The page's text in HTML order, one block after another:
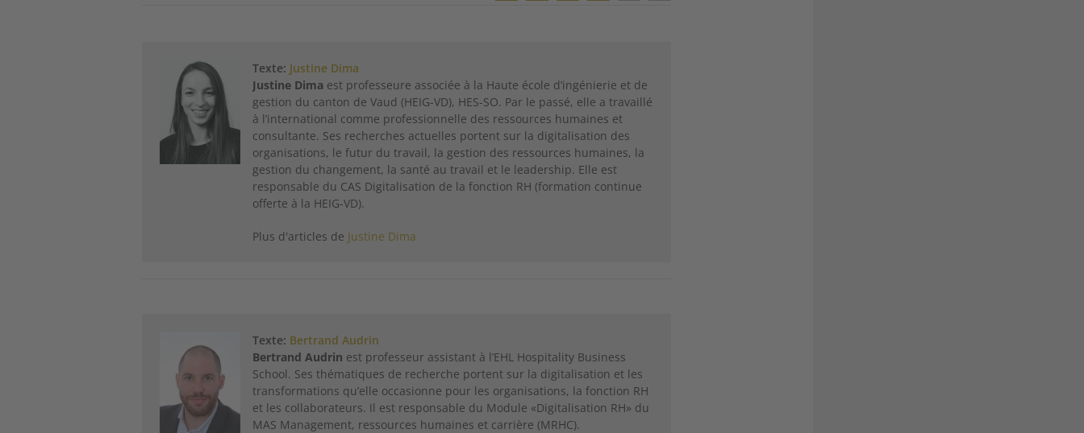
Texte: Justine Dima
Justine Dima est professeure associée à la Haute école d’ingénierie et de
gestion du canton de Vaud (HEIG-VD), HES-SO. Par le passé, elle a travaillé
à l’international comme professionnelle des ressources humaines et
consultante. Ses recherches actuelles portent sur la digitalisation des
organisations, le futur du travail, la gestion des ressources humaines, la
gestion du changement, la santé au travail et le leadership. Elle est
responsable du CAS Digitalisation de la fonction RH (formation continue
offerte à la HEIG-VD).
Plus d'articles de Justine Dima
Texte: Bertrand Audrin
Bertrand Audrin est professeur assistant à l’EHL Hospitality Business
School. Ses thématiques de recherche portent sur la digitalisation et les
transformations qu’elle occasionne pour les organisations, la fonction RH
et les collaborateurs. Il est responsable du Module «Digitalisation RH» du
MAS Management, ressources humaines et carrière (MRHC).